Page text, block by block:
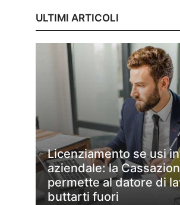
ULTIMI ARTICOLI
Licenziamento se usi
aziendale: la
permette al datore di
buttarti fuori